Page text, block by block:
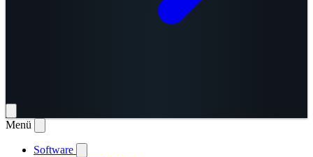
Menü
Software